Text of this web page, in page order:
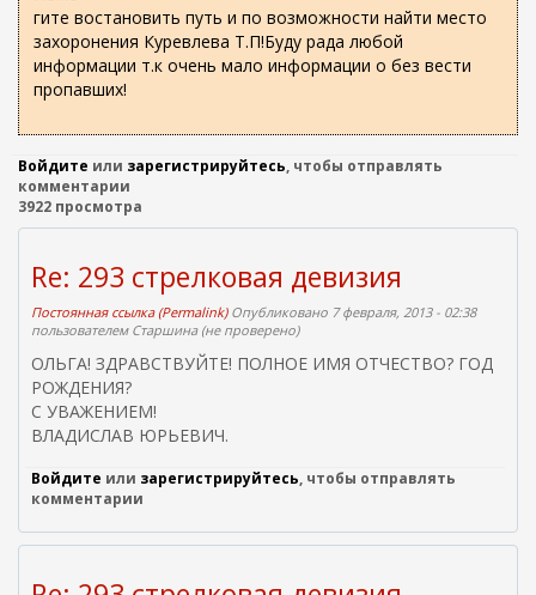
и
с
к
а
гите востановить путь и по возможности найти место
захоронения Куревлева Т.П!Буду рада любой
информации т.к очень мало информации о без вести
пропавших!
Войдите или зарегистрируйтесь, чтобы отправлять
комментарии
3922 просмотра
Re: 293 стрелковая девизия
Постоянная ссылка (Permalink)Опубликовано 7 февраля, 2013 - 02:38
пользователем Старшина (не проверено)
ОЛЬГА! ЗДРАВСТВУЙТЕ! ПОЛНОЕ ИМЯ ОТЧЕСТВО? ГОД
РОЖДЕНИЯ?
С УВАЖЕНИЕМ!
ВЛАДИСЛАВ ЮРЬЕВИЧ.
Войдите или зарегистрируйтесь, чтобы отправлять
комментарии